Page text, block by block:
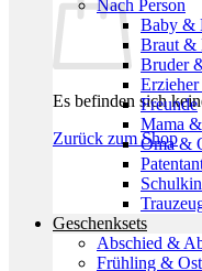
Es befinden sich
Zurück zum Shop
Nach Person
Baby &
Braut &
Bruder
Freunde
Mama
Oma &
Geschenksets
Abschied &
Frühling &